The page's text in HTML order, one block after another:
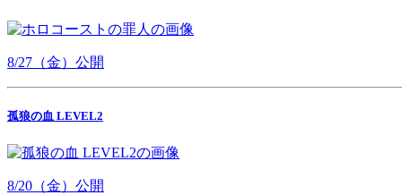
8/27（金）公開
孤狼の血 LEVEL2
8/20（金）公開